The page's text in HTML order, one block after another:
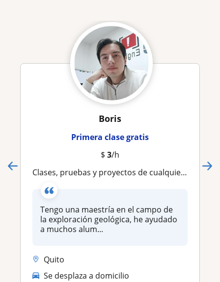
Boris
Primera clase gratis
$ 3/h
Clases, pruebas y proyectos de cualquiera materia de la carrera de Geología y Minas
Tengo una maestría en el campo de
la exploración geológica, he ayudado
a muchos alum...
Quito
Se desplaza a domicilio